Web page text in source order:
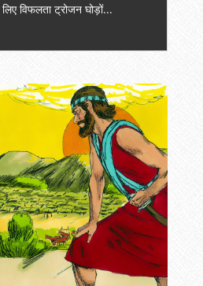
विफलता ट्रोजन घोड़ों...